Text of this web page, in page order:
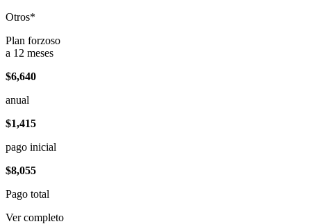
Otros*
Plan forzoso
a 12 meses
$6,640
anual
$1,415
pago inicial
$8,055
Pago total
Ver completo